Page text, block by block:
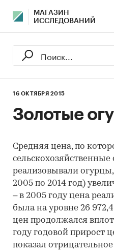
МАГАЗИН
ИССЛЕДОВАНИЙ
16 ОКТЯБРЯ 2015
Золотые
Средняя цена, по
сельскохозяйственные
реализовывали огурцы,
2005 по 2014 год)
– в 2005 году цена
была на уровне 26
цен продолжался
году годовой прирост
показал